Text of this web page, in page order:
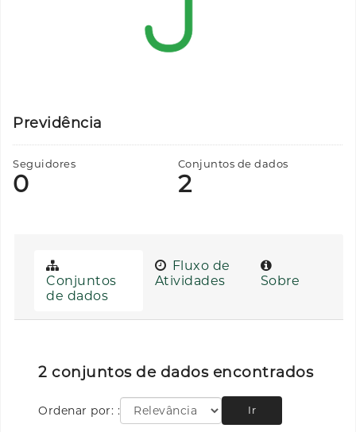
Previdência
Seguidores
0
Conjuntos de dados
2
Conjuntos
de dados
Fluxo de
Atividades
Sobre
2 conjuntos de dados encontrados
Ordenar por: Ir